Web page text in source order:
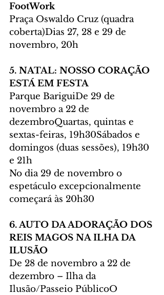
FootWork
Praça Oswaldo Cruz (quadra
coberta)Dias 27, 28 e 29 de
novembro, 20h
5. NATAL: NOSSO CORAÇÃO
ESTÁ EM FESTA
Parque BariguiDe 29 de
novembro a 22 de
dezembroQuartas, quintas e
sextas-feiras, 19h30Sábados e
domingos (duas sessões), 19h30
e 21h
No dia 29 de novembro o
espetáculo excepcionalmente
começará às 20h30
6. AUTO DA ADORAÇÃO DOS
REIS MAGOS NA ILHA DA
ILUSÃO
De 28 de novembro a 22 de
dezembro – Ilha da
Ilusão/Passeio PúblicoO